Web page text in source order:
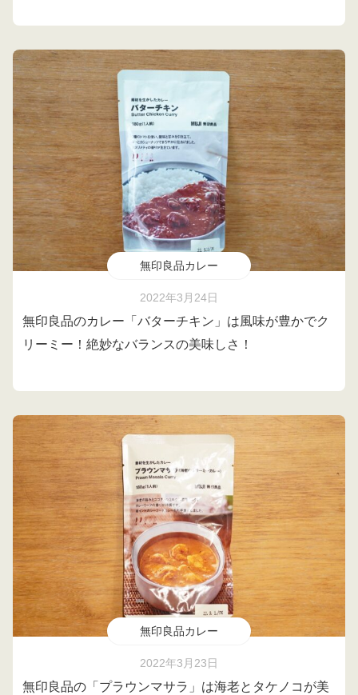
無印良品カレー
2022年3月24日
無印良品のカレー「バターチキン」は風味が豊かでク
リーミー！絶妙なバランスの美味しさ！
無印良品カレー
2022年3月23日
無印良品の「プラウンマサラ」は海老とタケノコが美